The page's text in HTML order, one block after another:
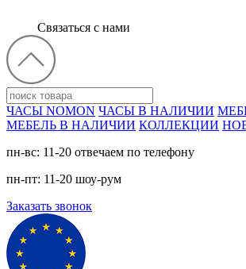
Связаться с нами
ЧАСЫ NOMON ЧАСЫ В НАЛИЧИИ
МЕБЕЛЬ В НАЛИЧИИ КОЛЛЕКЦИИ
пн-вс: 11-20 отвечаем по телефону
пн-пт: 11-20 шоу-рум
Заказать звонок